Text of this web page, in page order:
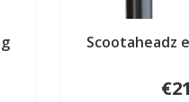
Scootaheadz